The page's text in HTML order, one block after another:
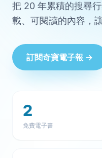
把 20 年累積的搜尋
載、可閱讀的內容，
訂閱奇寶電子報 →
2
免費電子書